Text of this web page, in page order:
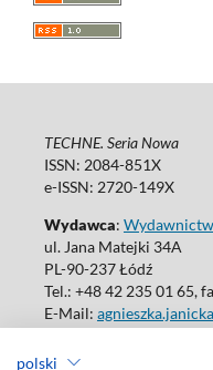
polski
TECHNE. Seria Nowa
ISSN: 2084-851X
e-ISSN: 2720-149X
Wydawca:
ul. Jana Matejki 34A
PL-90-237 Łódź
Tel.: +48 42 235 01 65,
E-Mail: